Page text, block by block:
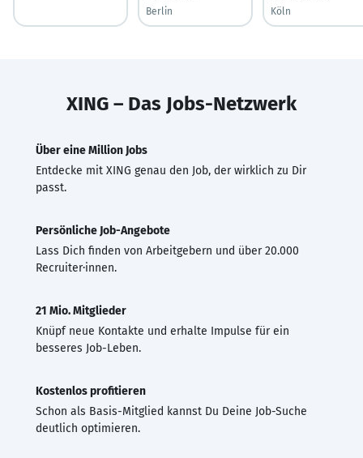
Berlin
Köln
XING – Das Jobs-Netzwerk
Über eine Million Jobs
Entdecke mit XING genau den Job, der wirklich zu Dir
passt.
Persönliche Job-Angebote
Lass Dich finden von Arbeitgebern und über 20.000
Recruiter·innen.
21 Mio. Mitglieder
Knüpf neue Kontakte und erhalte Impulse für ein
besseres Job-Leben.
Kostenlos profitieren
Schon als Basis-Mitglied kannst Du Deine Job-Suche
deutlich optimieren.